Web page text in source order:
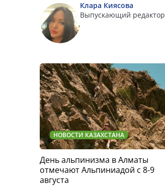
Клара Киясова
Выпускающий редактор
НОВОСТИ КАЗАХСТАНА
День альпинизма в Алматы
отмечают Альпиниадой с 8-9
августа